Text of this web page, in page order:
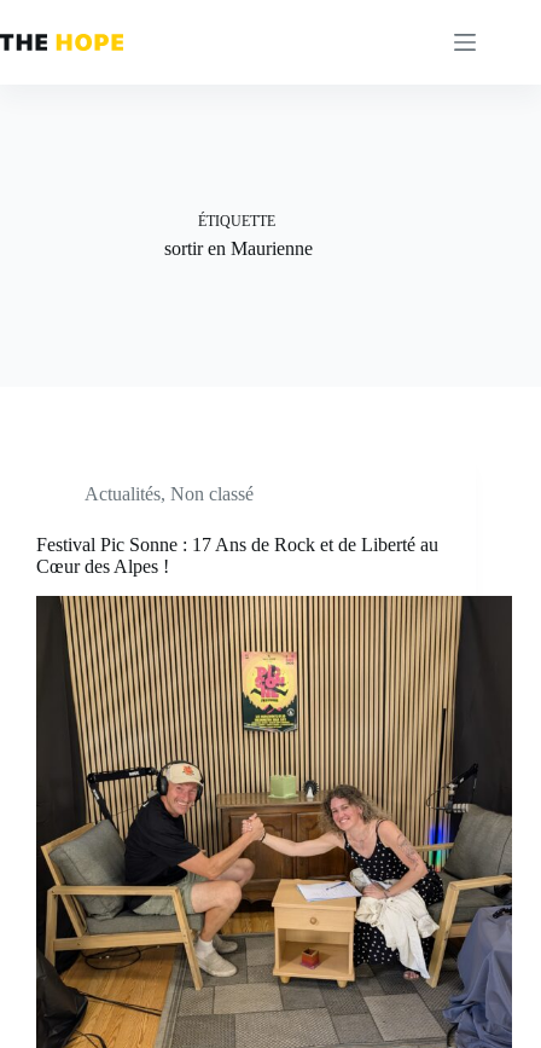
au
contenu
ÉTIQUETTE
sortir en Maurienne
Actualités, Non classé
Festival Pic Sonne : 17 Ans de Rock et de Liberté au
Cœur des Alpes !